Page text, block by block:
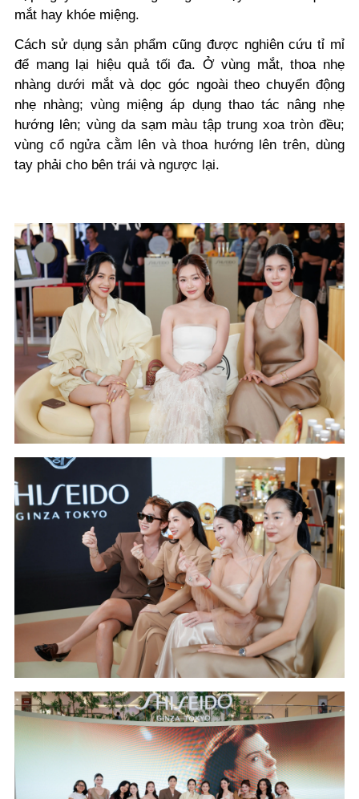
mắt hay khóe miệng.
Cách sử dụng sản phẩm cũng được nghiên cứu tỉ mỉ
để mang lại hiệu quả tối đa. Ở vùng mắt, thoa nhẹ
nhàng dưới mắt và dọc góc ngoài theo chuyển động
nhẹ nhàng; vùng miệng áp dụng thao tác nâng nhẹ
hướng lên; vùng da sạm màu tập trung xoa tròn đều;
vùng cổ ngửa cằm lên và thoa hướng lên trên, dùng
tay phải cho bên trái và ngược lại.